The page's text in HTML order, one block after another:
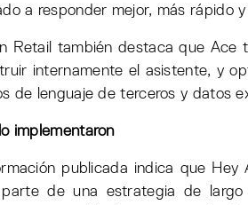
a responder mejor, más rápido
Retail también destaca que Ace
internamente el asistente, y
de lenguaje de terceros y datos
implementaron
publicada indica que Hey
de una estrategia de